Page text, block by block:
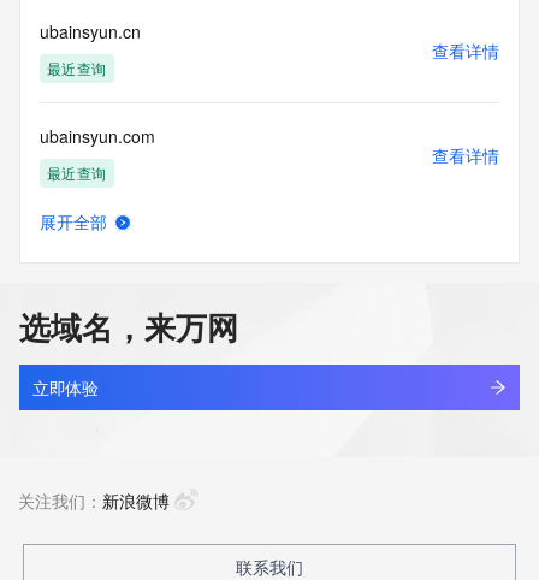
ubainsyun.cn
最近查询
查看详情
ubainsyun.com
最近查询
查看详情
ubanker.cn
最近查询
查看详情
展开全部
选域名，来万网
立即体验
关注我们： 新浪微博
联系我们